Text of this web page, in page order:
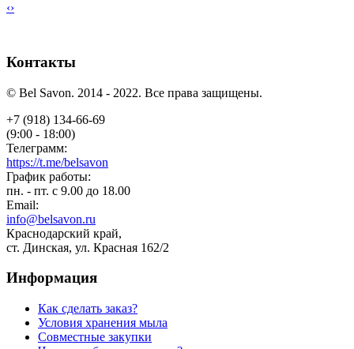
‹›
Контакты
© Bel Savon. 2014 - 2022. Все права защищены.
+7 (918) 134-66-69
(9:00 - 18:00)
Телеграмм:
https://t.me/belsavon
График работы:
пн. - пт. с 9.00 до 18.00
Email:
info@belsavon.ru
Краснодарский край,
ст. Динская, ул. Красная 162/2
Информация
Как сделать заказ?
Условия хранения мыла
Совместные закупки